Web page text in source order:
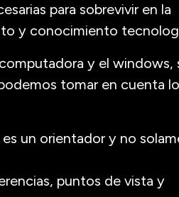
para sobrevivir en la
y conocimiento
y el windows,
tomar en cuenta
un orientador y no
puntos de vista y